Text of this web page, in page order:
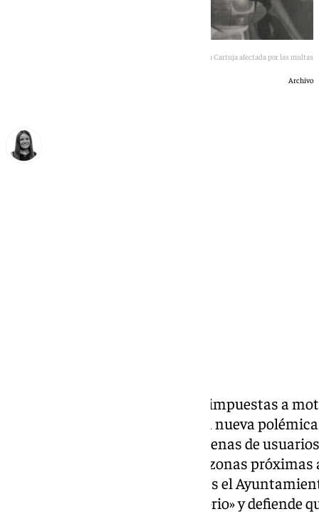
Zona de la Cartuja afectada por las multas
Archivo
Las multas de hasta 200 euros impuestas a
de La Cartuja han generado una nueva
administraciones públicas. Decenas de
sancionados por estacionar en zonas
Real Betis y conciertos, mientras el
acusaciones de «afán recaudatorio» y